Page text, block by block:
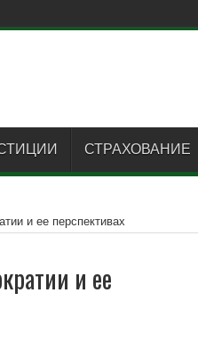
СТРАХОВАНИЕ
и ее перспективах
и ее